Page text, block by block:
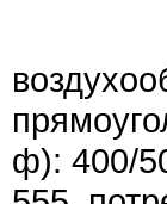
ф): 400/